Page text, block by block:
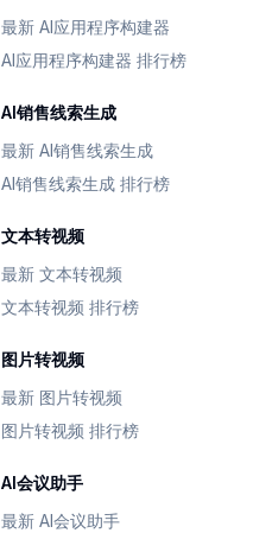
最新 AI应用程序构建器
AI应用程序构建器 排行榜
AI销售线索生成
最新 AI销售线索生成
AI销售线索生成 排行榜
文本转视频
最新 文本转视频
文本转视频 排行榜
图片转视频
最新 图片转视频
图片转视频 排行榜
AI会议助手
最新 AI会议助手